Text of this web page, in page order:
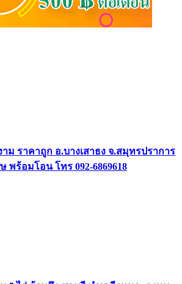
ม ราคาถูก อ.บางเสาธง จ.สมุทรปราการ
พร้อมโอน โทร 092-6869618